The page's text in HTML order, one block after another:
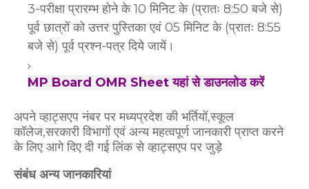
3-परीक्षा प्रारम्भ होने के 10 मिनिट के (प्रातः 8:50 बजे से)
पूर्व छात्रों को उत्तर पुस्तिका एवं 05 मिनिट के (प्रातः 8:55
बजे से) पूर्व प्रश्न-पत्र दिये जायें।
MP Board OMR Sheet यहां से डाउनलोड करें
अपने व्हाट्सएप नंबर पर मध्यप्रदेश की भर्तियों,स्कूल
कॉलेज,सरकारी विभागों एवं अन्य महत्वपूर्ण जानकारी प्राप्त करने
के लिए आगे दिए दी गई लिंक से व्हाट्सएप पर जुड़े
संबंध अन्य जानकारियां